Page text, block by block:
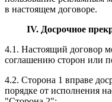
в настоящем договоре.
IV. Досрочное
4.1. Настоящий договор
соглашению сторон или
4.2. Сторона 1 вправе
порядке от исполнения